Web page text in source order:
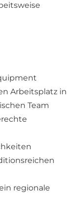
Arbeitsplatz in
Team
regionale